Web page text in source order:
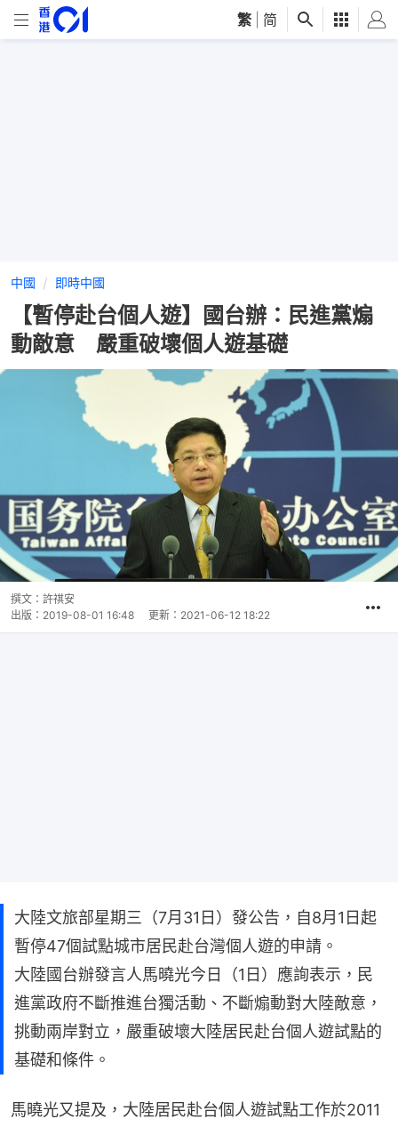
繁 简
中國 即時中國
【暫停赴台個人遊】國台辦：民進黨煽
動敵意 嚴重破壞個人遊基礎
撰文： 許祺安
出版： 2019-08-01 16:48 更新： 2021-06-12 18:22
大陸文旅部星期三（7月31日）發公告，自8月1日起
暫停47個試點城市居民赴台灣個人遊的申請。
大陸國台辦發言人馬曉光今日（1日）應詢表示，民
進黨政府不斷推進台獨活動、不斷煽動對大陸敵意，
挑動兩岸對立，嚴重破壞大陸居民赴台個人遊試點的
基礎和條件。
馬曉光又提及，大陸居民赴台個人遊試點工作於2011